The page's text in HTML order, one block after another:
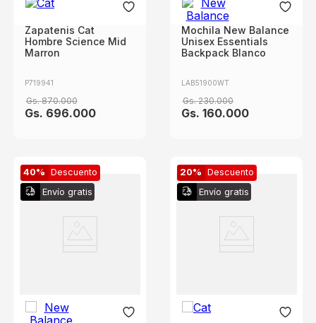
Zapatenis Cat
Hombre Science Mid
Marron
P719941
Gs. 870.000
Gs. 696.000
Mochila New Balance
Unisex Essentials
Backpack Blanco
LAB51900WT
Gs. 230.000
Gs. 160.000
40%
Descuento
Envío gratis
20%
Descuento
Envío gratis